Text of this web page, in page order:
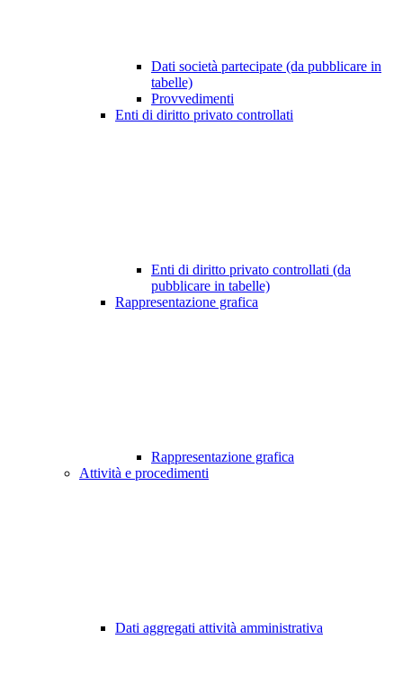
Dati società partecipate (da pubblicare in
tabelle)
Provvedimenti
Enti di diritto privato controllati
Enti di diritto privato controllati (da
pubblicare in tabelle)
Rappresentazione grafica
Rappresentazione grafica
Attività e procedimenti
Dati aggregati attività amministrativa